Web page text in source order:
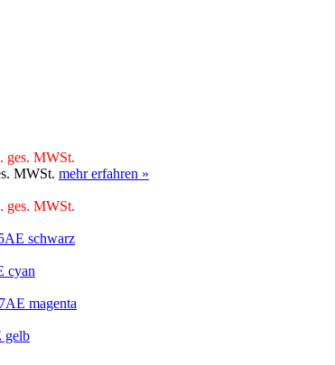
ges. MWSt.
MWSt. mehr erfahren »
ges. MWSt.
schwarz
cyan
magenta
gelb